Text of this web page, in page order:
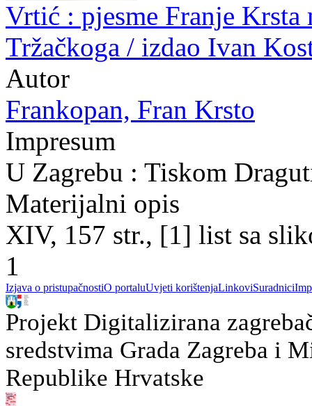
Vrtić : pjesme Franje Krsta
Tržačkoga / izdao Ivan
Autor
Frankopan, Fran Krsto
Impresum
U Zagrebu : Tiskom
Materijalni opis
XIV, 157 str., [1] list sa
1
Izjava o pristupačnostiO portaluUvjeti korištenjaLinkoviSuradnici
Projekt Digitalizirana
sredstvima Grada Zagreba i
Republike Hrvatske